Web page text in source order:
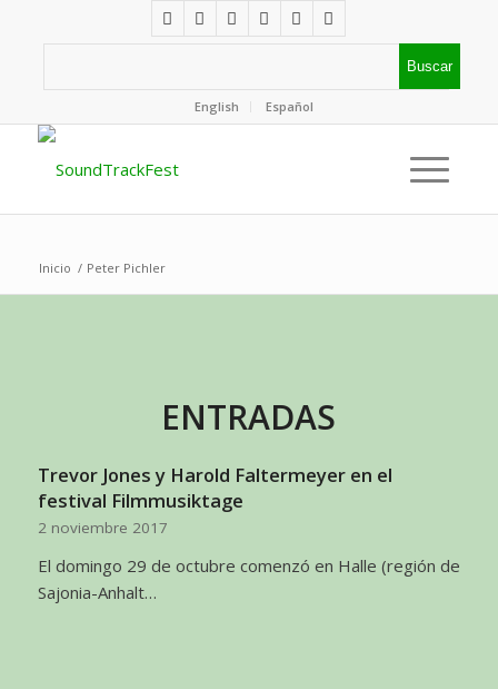
English Español
Inicio / Peter Pichler
ENTRADAS
Trevor Jones y Harold Faltermeyer en el
festival Filmmusiktage
2 noviembre 2017
El domingo 29 de octubre comenzó en Halle (región de
Sajonia-Anhalt…